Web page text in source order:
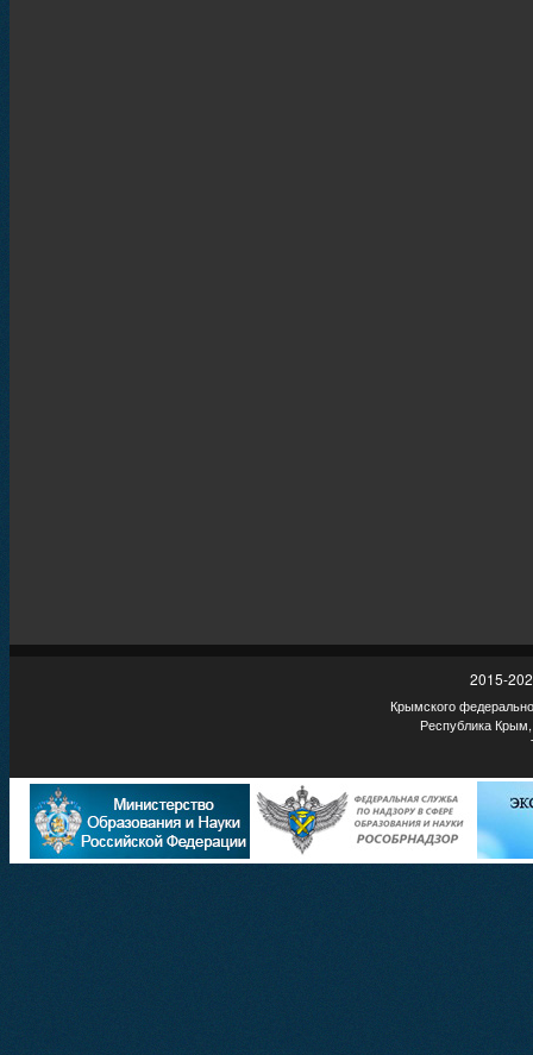
2015-
Крымского
Республика